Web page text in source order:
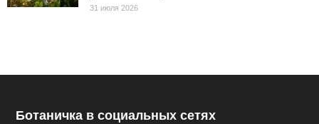
31 июля 2026
Ботаничка в социальных сетях